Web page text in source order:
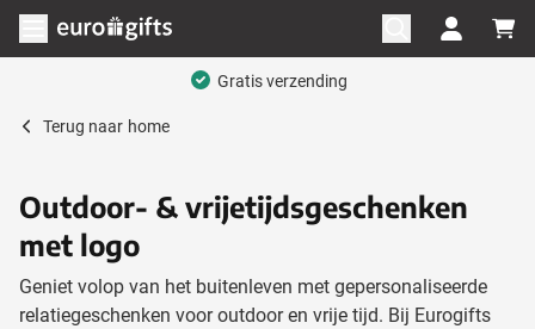
Ga naar de inhoud
Menu openen
Mega assortiment
Terug naar home
Outdoor- & vrijetijdsgeschenken
met logo
Geniet volop van het buitenleven met gepersonaliseerde
relatiegeschenken voor outdoor en vrije tijd. Bij Eurogifts